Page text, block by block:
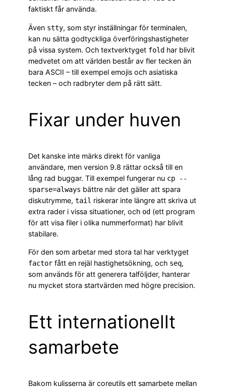
faktiskt får använda.
Även stty, som styr inställningar för terminalen,
kan nu sätta godtyckliga överföringshastigheter
på vissa system. Och textverktyget fold har blivit
medvetet om att världen består av fler tecken än
bara ASCII – till exempel emojis och asiatiska
tecken – och radbryter dem på rätt sätt.
Fixar under huven
Det kanske inte märks direkt för vanliga
användare, men version 9.8 rättar också till en
lång rad buggar. Till exempel fungerar nu cp --
sparse=always bättre när det gäller att spara
diskutrymme, tail riskerar inte längre att skriva ut
extra rader i vissa situationer, och od (ett program
för att visa filer i olika nummerformat) har blivit
stabilare.
För den som arbetar med stora tal har verktyget
factor fått en rejäl hastighetsökning, och seq,
som används för att generera talföljder, hanterar
nu mycket stora startvärden med högre precision.
Ett internationellt
samarbete
Bakom kulisserna är coreutils ett samarbete mellan